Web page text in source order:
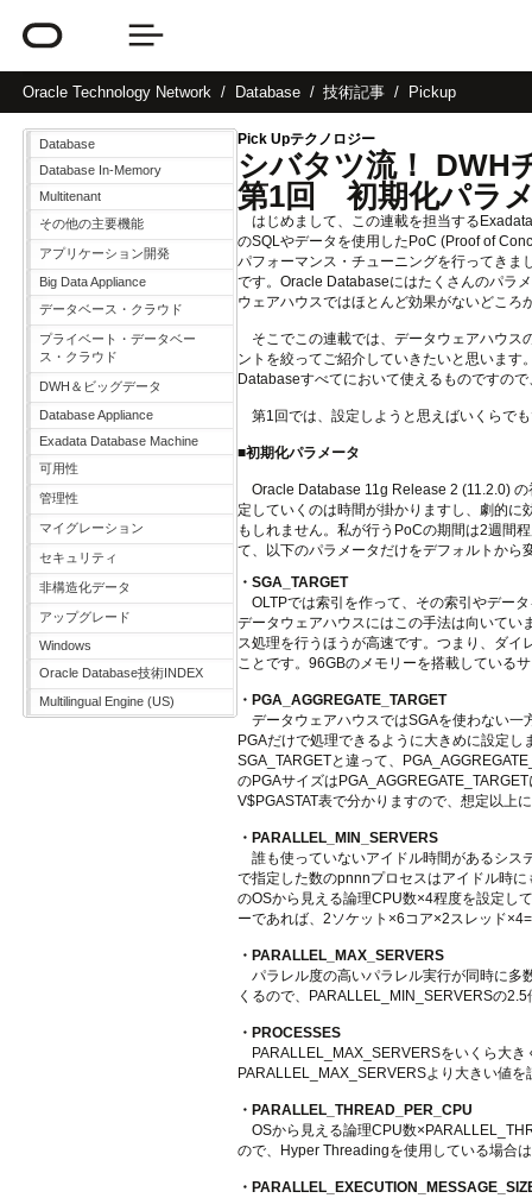
Oracle Technology Network Database 技術記事 Pickup
Database
Database In-Memory
Multitenant
その他の主要機能
アプリケーション開発
Big Data Appliance
データベース・クラウド
プライベート・データベー
ス・クラウド
DWH＆ビッグデータ
Database Appliance
Exadata Database Machine
可用性
管理性
マイグレーション
セキュリティ
非構造化データ
アップグレード
Windows
Oracle Database技術INDEX
Multilingual Engine (US)
Pick Upテクノロジー
シバタツ流！
第1回 初期化パラ
はじめまして、この連載を担当する
のSQLやデータを使用したPoC (Proof of
パフォーマンス・チューニングを行ってきま
です。Oracle Databaseにはたくさんのパラ
ウェアハウスではほとんど効果がないどころ
そこでこの連載では、データウェアハウス
ントを絞ってご紹介していきたいと思いま
Databaseすべてにおいて使えるものですの
第1回では、設定しようと思えばいくらで
■初期化パラメータ
Oracle Database 11g Release 2 (11.2.0) の
定していくのは時間が掛かりますし、劇的
もしれません。私が行うPoCの期間は2週間
て、以下のパラメータだけをデフォルトから
・SGA_TARGET
OLTPでは索引を作って、その索引やデー
データウェアハウスにはこの手法は向いてい
ス処理を行うほうが高速です。つまり、ダイ
ことです。96GBのメモリーを搭載している
・PGA_AGGREGATE_TARGET
データウェアハウスではSGAを使わない一
PGAだけで処理できるように大きめに設定
SGA_TARGETと違って、
のPGAサイズは
V$PGASTAT表で分かりますので、想定以上
・PARALLEL_MIN_SERVERS
誰も使っていないアイドル時間があるシス
で指定した数のpnnnプロセスはアイドル時
のOSから見える論理CPU数×4程度を設定し
ーであれば、2ソケット×6コア×2スレッド
・PARALLEL_MAX_SERVERS
パラレル度の高いパラレル実行が同時に多
くるので、PARALLEL_MIN_SERVERSの
・PROCESSES
PARALLEL_MAX_SERVERSをいくら大き
PARALLEL_MAX_SERVERSより大きい値
・PARALLEL_THREAD_PER_CPU
OSから見える論理CPU数
ので、Hyper Threadingを使用している場合
・